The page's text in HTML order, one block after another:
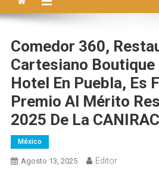
Comedor 360,
Cartesiano Boutique
Hotel En Puebla, Es
Premio Al Mérito
2025 De La CANIRAC
México
Agosto 13, 2025 Editor